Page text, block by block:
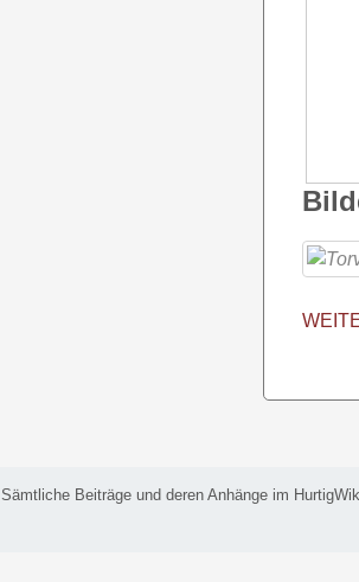
Sämtliche Beiträge und deren Anhänge im